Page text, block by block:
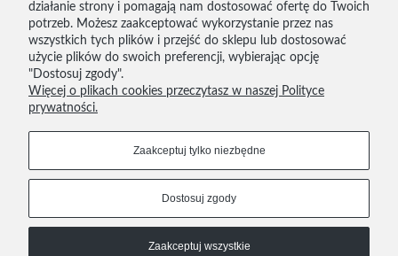
KONTAKT
REGULAMIN
Dołącz do nas
COPYRIGHT © 2021
działanie strony i pomagają nam dostosować ofertę do Twoich
potrzeb. Możesz zaakceptować wykorzystanie przez nas
wszystkich tych plików i przejść do sklepu lub dostosować
użycie plików do swoich preferencji, wybierając opcję
"Dostosuj zgody".
Więcej o plikach cookies przeczytasz w naszej Polityce
prywatności.
Zaakceptuj tylko niezbędne
Dostosuj zgody
Zaakceptuj wszystkie